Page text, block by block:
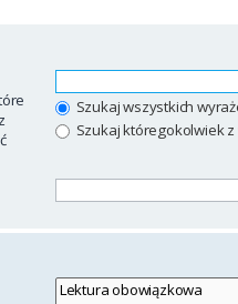
Szukaj wszystkich
Szukaj któregokolwiek